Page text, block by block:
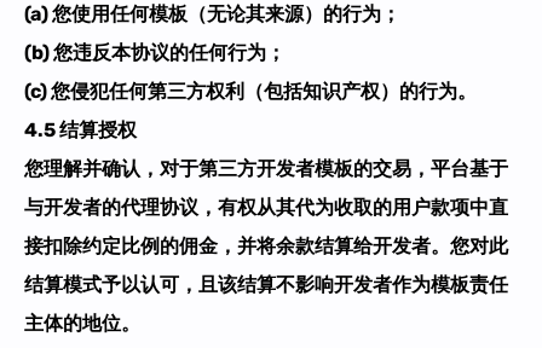
(a) 您使用任何模板（无论其来源）的行为；
(b) 您违反本协议的任何行为；
(c) 您侵犯任何第三方权利（包括知识产权）的行为。
4.5 结算授权
您理解并确认，对于第三方开发者模板的交易，平台基于
与开发者的代理协议，有权从其代为收取的用户款项中直
接扣除约定比例的佣金，并将余款结算给开发者。您对此
结算模式予以认可，且该结算不影响开发者作为模板责任
主体的地位。